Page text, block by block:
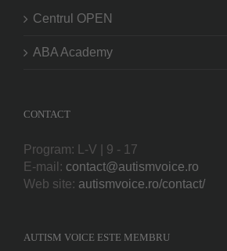
Centrul OPEN
ABA Academy
CONTACT
Program: L-V | 9 - 17
E-mail: contact@autismvoice.ro
Web site: autismvoice.ro/contact/
AUTISM VOICE ESTE MEMBRU